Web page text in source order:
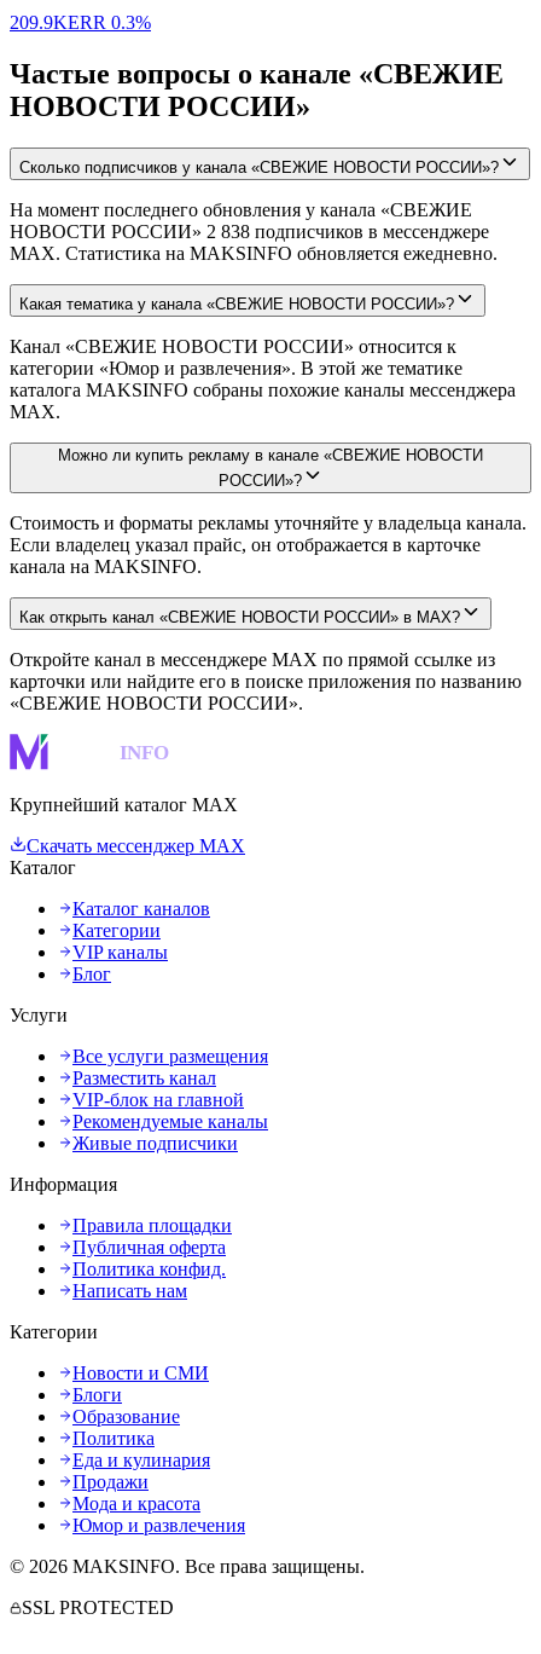
209.9KERR 0.3%
Частые вопросы о канале «СВЕЖИЕ
НОВОСТИ РОССИИ»
Сколько подписчиков у канала «СВЕЖИЕ НОВОСТИ РОССИИ»?
На момент последнего обновления у канала «СВЕЖИЕ
НОВОСТИ РОССИИ» 2 838 подписчиков в мессенджере
MAX. Статистика на MAKSINFO обновляется ежедневно.
Какая тематика у канала «СВЕЖИЕ НОВОСТИ РОССИИ»?
Канал «СВЕЖИЕ НОВОСТИ РОССИИ» относится к
категории «Юмор и развлечения». В этой же тематике
каталога MAKSINFO собраны похожие каналы мессенджера
MAX.
Можно ли купить рекламу в канале «СВЕЖИЕ НОВОСТИ
РОССИИ»?
Стоимость и форматы рекламы уточняйте у владельца канала.
Если владелец указал прайс, он отображается в карточке
канала на MAKSINFO.
Как открыть канал «СВЕЖИЕ НОВОСТИ РОССИИ» в MAX?
Откройте канал в мессенджере MAX по прямой ссылке из
карточки или найдите его в поиске приложения по названию
«СВЕЖИЕ НОВОСТИ РОССИИ».
INFO
Крупнейший каталог MAX
Скачать мессенджер MAX
Каталог
Каталог каналов
Категории
VIP каналы
Блог
Услуги
Все услуги размещения
Разместить канал
VIP-блок на главной
Рекомендуемые каналы
Живые подписчики
Информация
Правила площадки
Публичная оферта
Политика конфид.
Написать нам
Категории
Новости и СМИ
Блоги
Образование
Политика
Еда и кулинария
Продажи
Мода и красота
Юмор и развлечения
© 2026 MAKSINFO. Все права защищены.
SSL PROTECTED